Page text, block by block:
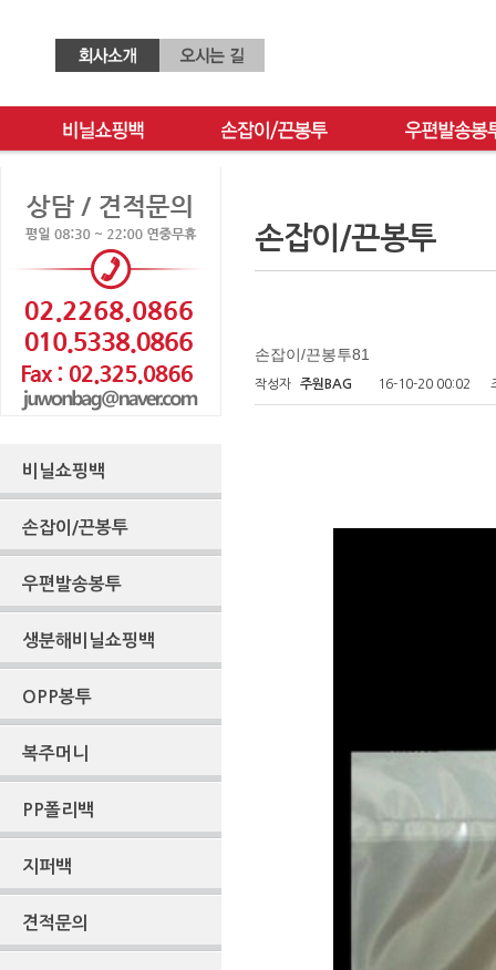
비닐쇼핑백
손잡이/끈봉투
우편발송봉투
생분해비닐쇼핑백
OPP봉투
복주머니
PP폴리백
지퍼백
견적문의
손잡이/끈봉투
손잡이/끈봉투81
작성자 주원BAG 16-10-20 00:02